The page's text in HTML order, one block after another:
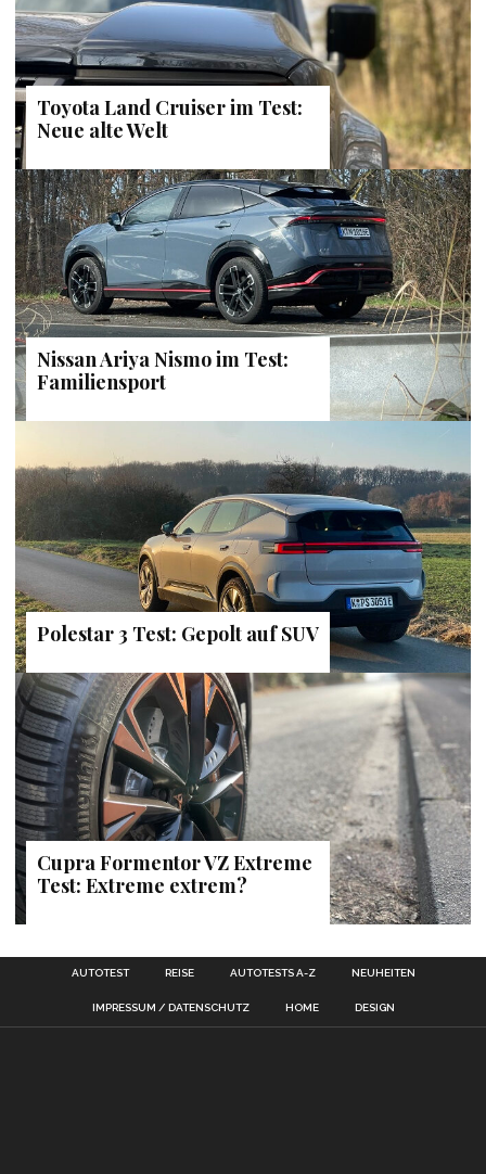
Toyota Land Cruiser im Test:
Neue alte Welt
Nissan Ariya Nismo im Test:
Familiensport
Polestar 3 Test: Gepolt auf SUV
Cupra Formentor VZ Extreme
Test: Extreme extrem?
AUTOTEST REISE AUTOTESTS A-Z NEUHEITEN
IMPRESSUM / DATENSCHUTZ HOME DESIGN